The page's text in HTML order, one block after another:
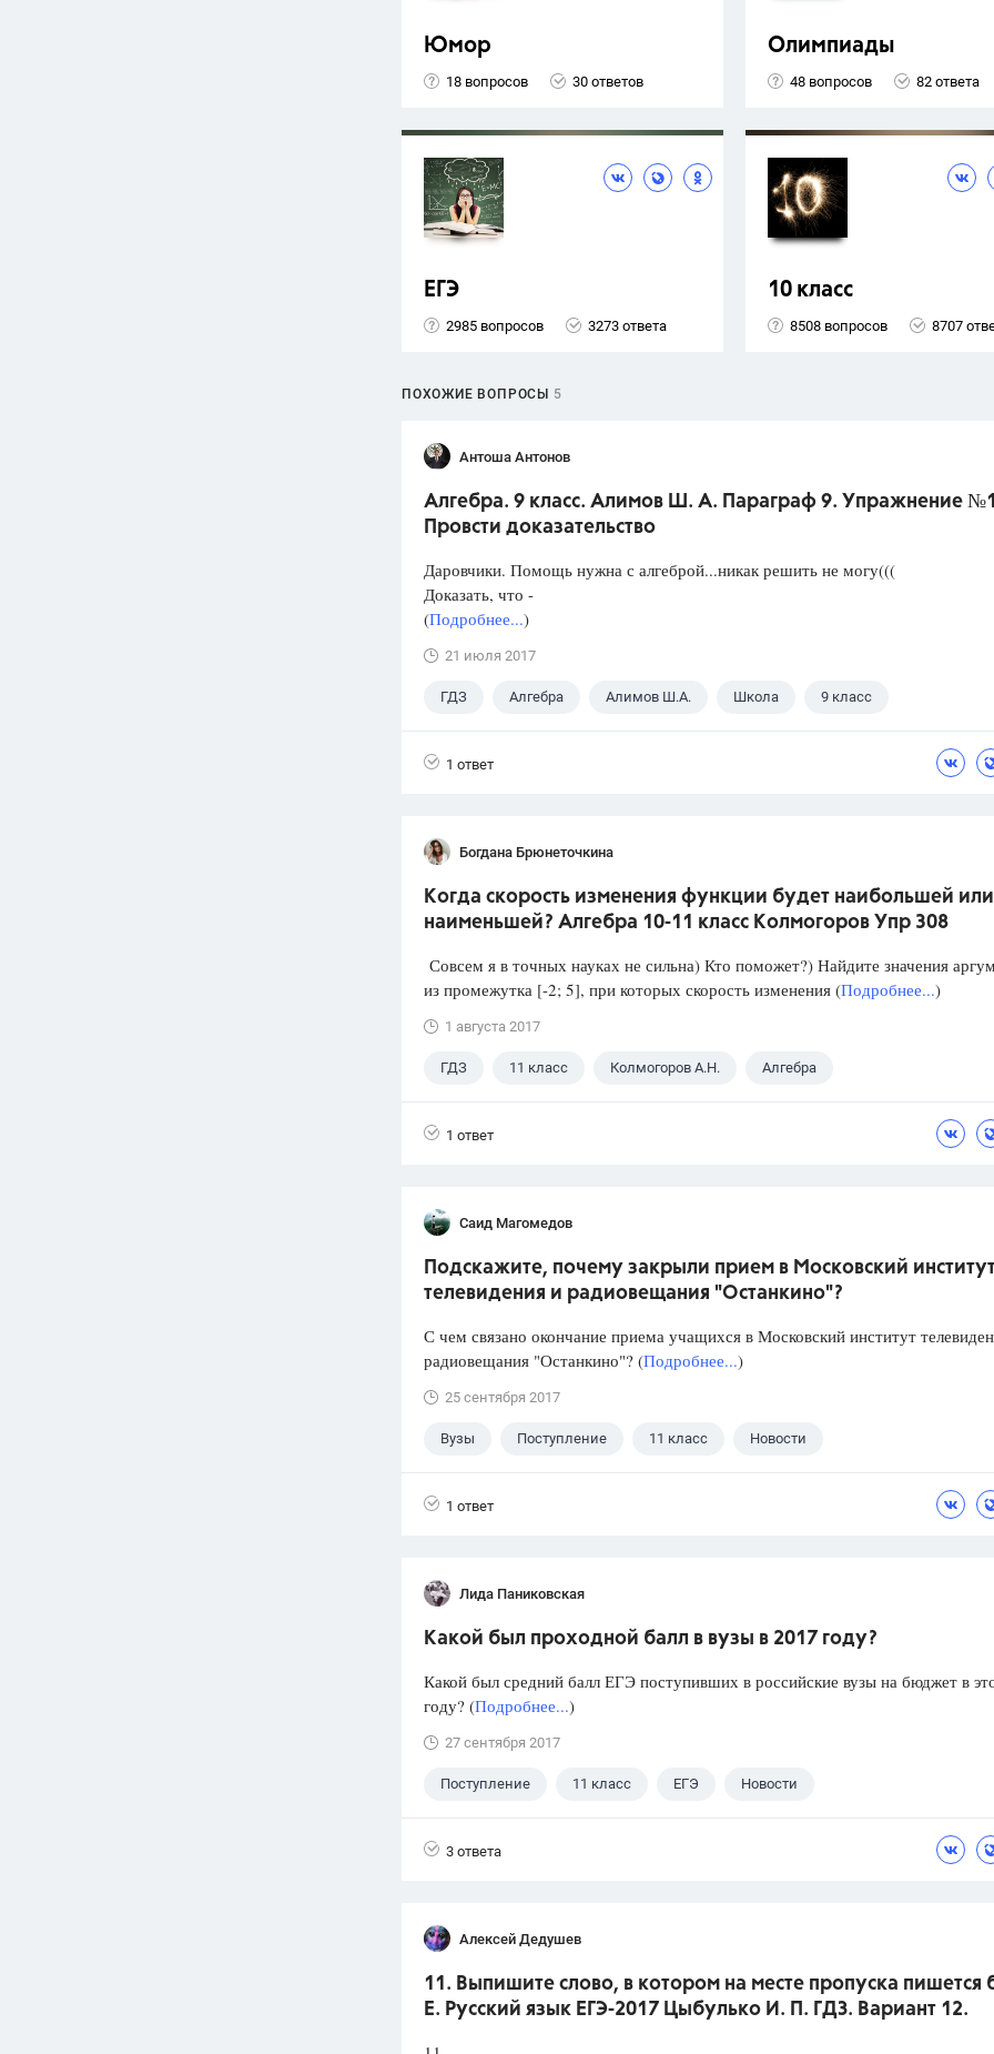
Юмор
18 вопросов 30 ответов
Олимпиады
48 вопросов 82 ответа
ЕГЭ
2985 вопросов 3273 ответа
10 класс
8508 вопросов 8707
ПОХОЖИЕ ВОПРОСЫ 5
Антоша Антонов
Алгебра. 9 класс. Алимов Ш. А. Параграф 9. Упражнение
Провсти доказательство
Даровчики. Помощь нужна с алгеброй...никак решить не могу(((
Доказать, что -
(Подробнее...)
21 июля 2017
ГДЗ Алгебра Алимов Ш.А. Школа 9 класс
1 ответ
Богдана Брюнеточкина
Когда скорость изменения функции будет наибольшей или
наименьшей? Алгебра 10-11 класс Колмогоров Упр 308
Совсем я в точных науках не сильна) Кто поможет?) Найдите значения
из промежутка [-2; 5], при которых скорость изменения (Подробнее...)
1 августа 2017
ГДЗ 11 класс Колмогоров А.Н. Алгебра
1 ответ
Саид Магомедов
Подскажите, почему закрыли прием в Московский
телевидения и радиовещания "Останкино"?
С чем связано окончание приема учащихся в Московский институт
радиовещания "Останкино"? (Подробнее...)
25 сентября 2017
Вузы Поступление 11 класс Новости
1 ответ
Лида Паниковская
Какой был проходной балл в вузы в 2017 году?
Какой был средний балл ЕГЭ поступивших в российские вузы на бюджет в
году? (Подробнее...)
27 сентября 2017
Поступление 11 класс ЕГЭ Новости
3 ответа
Алексей Дедушев
11. Выпишите слово, в котором на месте пропуска пишется
Е. Русский язык ЕГЭ-2017 Цыбулько И. П. ГДЗ. Вариант 12.